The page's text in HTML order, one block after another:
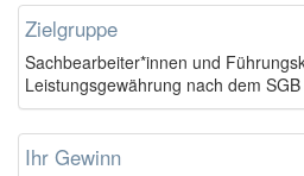
Zielgruppe
Sachbearbeiter*innen und
Leistungsgewährung nach dem
Ihr Gewinn